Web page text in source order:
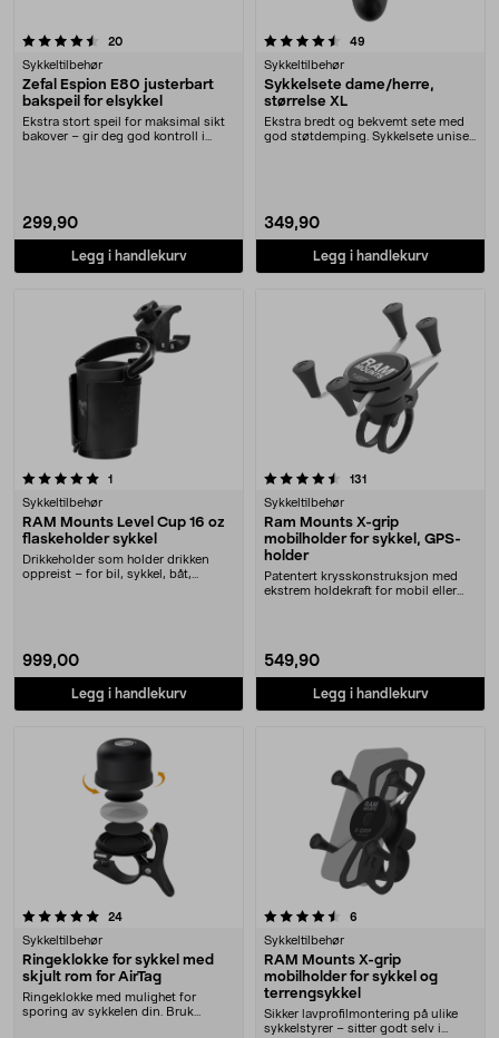
20anmeldelser
Sykkeltilbehør
Zefal Espion E80 justerbart
bakspeil for elsykkel
Ekstra stort speil for maksimal sikt
bakover – gir deg god kontroll i
299,90
Legg i handlekurv
4.5 av 5 stjerner 49
Sykkeltilbehør
Sykkelsete dame/herre,
størrelse XL
Ekstra bredt og bekvemt sete med
god støtdemping. Sykkelsete unisex
349,90
Legg i handlekurv
1
Sykkeltilbehør
RAM Mounts Level Cup 16 oz
flaskeholder sykkel
Drikkeholder som holder drikken
oppreist – for bil, sykkel, båt,
999,00
Legg i handlekurv
4.5 av 5 stjerner 131
Sykkeltilbehør
Ram Mounts X-grip
mobilholder for sykkel, GPS-
holder
Patentert krysskonstruksjon med
ekstrem holdekraft for mobil eller
549,90
Legg i handlekurv
24anmeldelser
Sykkeltilbehør
Ringeklokke for sykkel med
skjult rom for AirTag
Ringeklokke med mulighet for
sporing av sykkelen din. Bruk
4.5 av 5 stjerner 6
Sykkeltilbehør
RAM Mounts X-grip
mobilholder for sykkel og
terrengsykkel
Sikker lavprofilmontering på ulike
sykkelstyrer – sitter godt selv i